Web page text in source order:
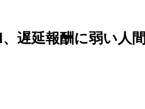
遅延報酬に弱い人間